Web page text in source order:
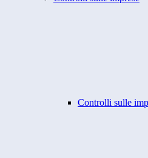
Controlli sulle